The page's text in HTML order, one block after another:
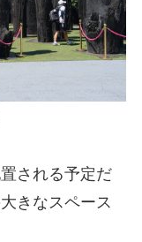
される予定だ
きなスペース